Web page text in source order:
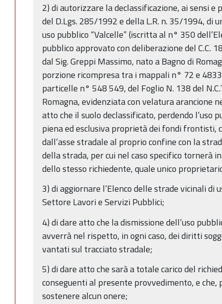
2) di autorizzare la declassificazione, ai sensi
del D.Lgs. 285/1992 e della L.R. n. 35/1994, di
uso pubblico “Valcelle” (iscritta al n° 350
pubblico approvato con deliberazione del C.C.
dal Sig. Greppi Massimo, nato a Bagno di
porzione ricompresa tra i mappali n° 72 e
particelle n° 548 549, del Foglio N. 138 del
Romagna, evidenziata con velatura arancione
atto che il suolo declassificato, perdendo l’uso
piena ed esclusiva proprietà dei fondi frontisti,
dall’asse stradale al proprio confine con la
della strada, per cui nel caso specifico tornerà
dello stesso richiedente, quale unico
3) di aggiornare l’Elenco delle strade vicinali di
Settore Lavori e Servizi Pubblici;
4) di dare atto che la dismissione dell’uso
avverrà nel rispetto, in ogni caso, dei diritti
vantati sul tracciato stradale;
5) di dare atto che sarà a totale carico del
conseguenti al presente provvedimento, e
sostenere alcun onere;